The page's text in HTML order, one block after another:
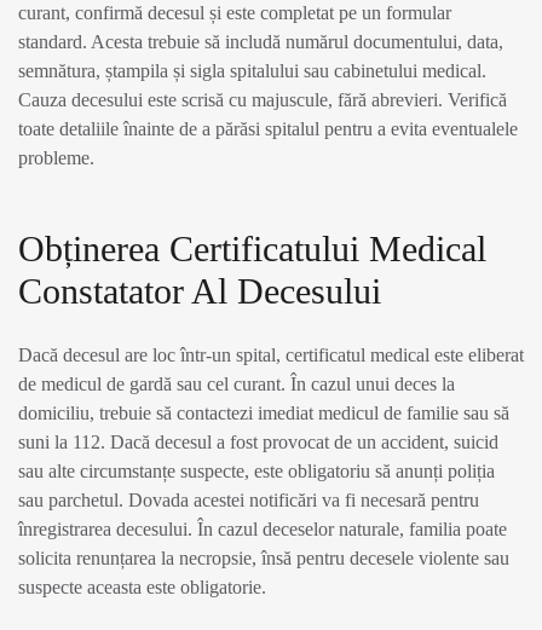
curant, confirmă decesul și este completat pe un formular
standard. Acesta trebuie să includă numărul documentului, data,
semnătura, ștampila și sigla spitalului sau cabinetului medical.
Cauza decesului este scrisă cu majuscule, fără abrevieri. Verifică
toate detaliile înainte de a părăsi spitalul pentru a evita eventualele
probleme.
Obținerea Certificatului Medical
Constatator Al Decesului
Dacă decesul are loc într-un spital, certificatul medical este eliberat
de medicul de gardă sau cel curant. În cazul unui deces la
domiciliu, trebuie să contactezi imediat medicul de familie sau să
suni la 112. Dacă decesul a fost provocat de un accident, suicid
sau alte circumstanțe suspecte, este obligatoriu să anunți poliția
sau parchetul. Dovada acestei notificări va fi necesară pentru
înregistrarea decesului. În cazul deceselor naturale, familia poate
solicita renunțarea la necropsie, însă pentru decesele violente sau
suspecte aceasta este obligatorie.